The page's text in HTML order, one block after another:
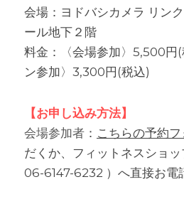
会場：ヨドバシカメラ リン
ール地下２階
料金：〈会場参加〉5,500円
ン参加〉3,300円(税込)
【お申し込み方法】
会場参加者 ： こちらの予約
だくか、フィットネスショ
06-6147-6232 ）へ直接お電